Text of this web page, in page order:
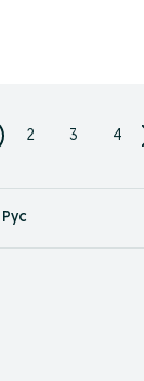
2 3 4
Рус